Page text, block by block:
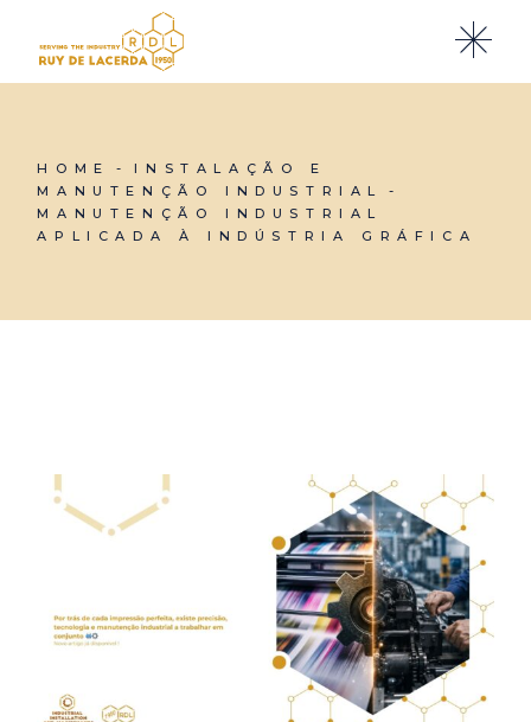
HOME
INSTALAÇÃO E
MANUTENÇÃO INDUSTRIAL
MANUTENÇÃO INDUSTRIAL
APLICADA À INDÚSTRIA GRÁFICA